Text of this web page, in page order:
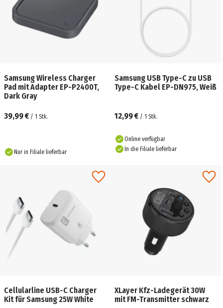
Samsung Wireless Charger
Pad mit Adapter EP-P2400T,
Dark Gray
39,99 € / 1 Stk.
Nur in Filiale lieferbar
Samsung USB Type-C zu USB
Type-C Kabel EP-DN975, Weiß
12,99 € / 1 Stk.
Online verfügbar
In die Filiale lieferbar
Cellularline USB-C Charger
Kit für Samsung 25W White
XLayer Kfz-Ladegerät 30W
mit FM-Transmitter schwarz